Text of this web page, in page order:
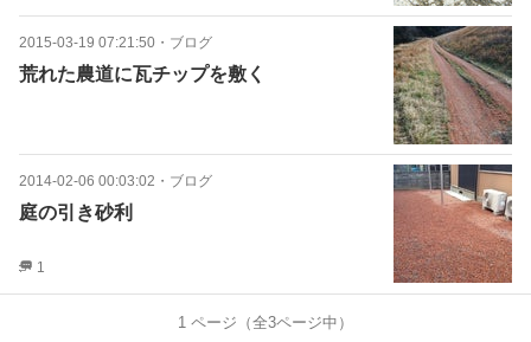
2015-03-19 07:21:50 ・ ブログ
荒れた農道に瓦チップを敷く
2014-02-06 00:03:02 ・ ブログ
庭の引き砂利
1
1 ページ（全3ページ中）